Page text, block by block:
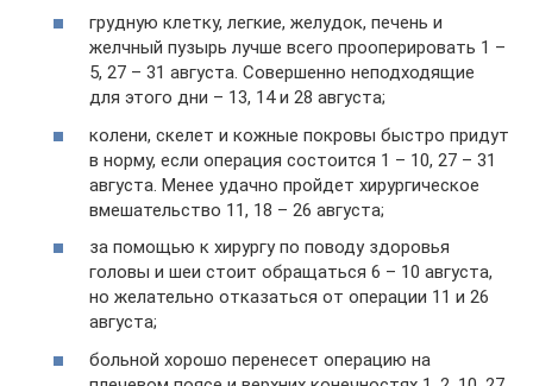
грудную клетку, легкие, желудок, печень и
желчный пузырь лучше всего прооперировать 1 –
5, 27 – 31 августа. Совершенно неподходящие
для этого дни – 13, 14 и 28 августа;
колени, скелет и кожные покровы быстро придут
в норму, если операция состоится 1 – 10, 27 – 31
августа. Менее удачно пройдет хирургическое
вмешательство 11, 18 – 26 августа;
за помощью к хирургу по поводу здоровья
головы и шеи стоит обращаться 6 – 10 августа,
но желательно отказаться от операции 11 и 26
августа;
больной хорошо перенесет операцию на